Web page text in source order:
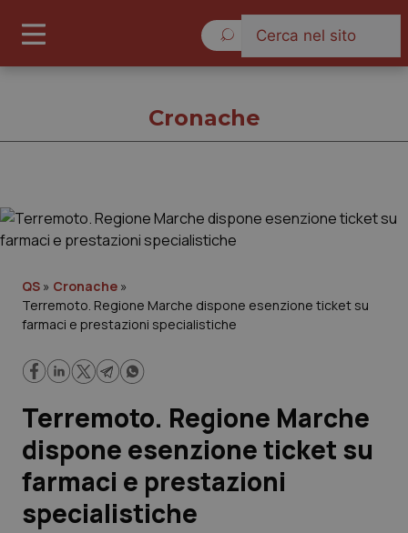
Governo e Parlamento
Regioni e Asl
Lavoro e Professioni
Scienza e Farmaci
Studi e Analisi
Cronache
QS » Cronache »
Terremoto. Regione Marche dispone esenzione ticket su
farmaci e prestazioni specialistiche
Terremoto. Regione Marche
dispone esenzione ticket su
farmaci e prestazioni
specialistiche